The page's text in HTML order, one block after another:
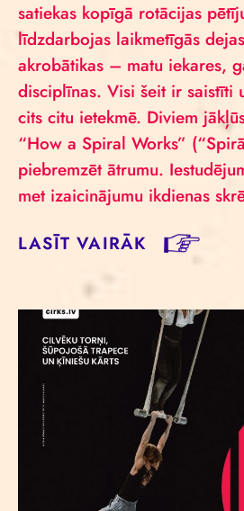
satiekas kopīgā rotācijas
līdzdarbojas laikmetīgās
akrobātikas – matu iekares,
disciplīnas. Visi šeit ir saistīti
cits citu ietekmē. Diviem
“How a Spiral Works”
piebremzēt ātrumu.
met izaicinājumu ikdienas
LASĪT VAIRĀK